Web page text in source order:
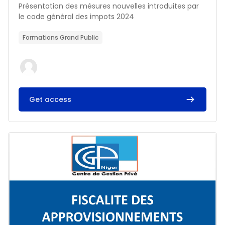
Résumé du cours :
Présentation des mésures nouvelles introduites par
le code général des impots 2024
Formations Grand Public
Get access
Image du cours FISCALITE DES APPROVISIONNEMENTS